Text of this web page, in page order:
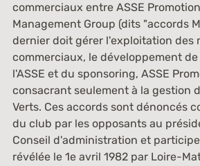
commerciaux entre ASSE
Management Group (dits "accords
dernier doit gérer l'exploitation des
commerciaux, le développement
l'ASSE et du sponsoring, ASSE
consacrant seulement à la gestion
Verts. Ces accords sont dénoncés
du club par les opposants au
Conseil d'administration et
révélée le 1e avril 1982 par Loire-